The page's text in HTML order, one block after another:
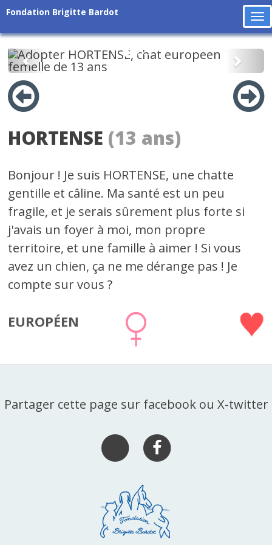
Fondation Brigitte Bardot
Précédent
HORTENSE (13 ans)
Bonjour ! Je suis HORTENSE, une chatte
gentille et câline. Ma santé est un peu
fragile, et je serais sûrement plus forte si
j'avais un foyer à moi, mon propre
territoire, et une famille à aimer ! Si vous
avez un chien, ça ne me dérange pas ! Je
compte sur vous ?
EUROPÉEN
Partager cette page sur facebook ou X-twitter